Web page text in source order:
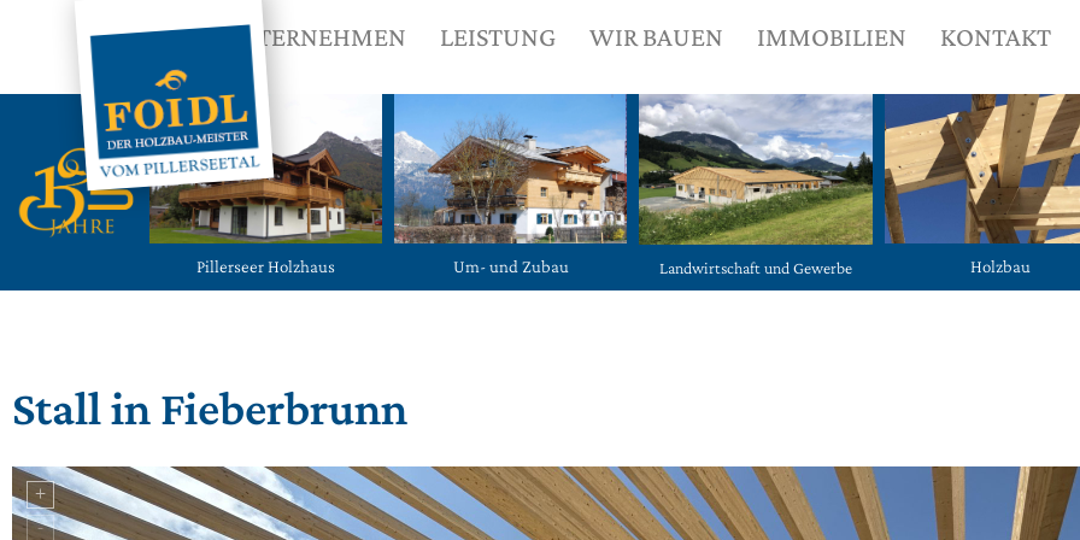
UNTERNEHMEN LEISTUNG WIR BAUEN IMMOBILIEN KONTAKT
Pillerseer Holzhaus Um- und Zubau Landwirtschaft und Gewerbe Holzbau
Stall in Fieberbrunn